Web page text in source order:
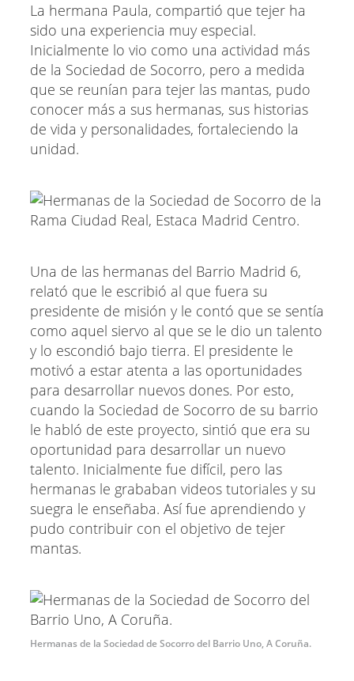
La hermana Paula, compartió que tejer ha
sido una experiencia muy especial.
Inicialmente lo vio como una actividad más
de la Sociedad de Socorro, pero a medida
que se reunían para tejer las mantas, pudo
conocer más a sus hermanas, sus historias
de vida y personalidades, fortaleciendo la
unidad.
Una de las hermanas del Barrio Madrid 6,
relató que le escribió al que fuera su
presidente de misión y le contó que se sentía
como aquel siervo al que se le dio un talento
y lo escondió bajo tierra. El presidente le
motivó a estar atenta a las oportunidades
para desarrollar nuevos dones. Por esto,
cuando la Sociedad de Socorro de su barrio
le habló de este proyecto, sintió que era su
oportunidad para desarrollar un nuevo
talento. Inicialmente fue difícil, pero las
hermanas le grababan videos tutoriales y su
suegra le enseñaba. Así fue aprendiendo y
pudo contribuir con el objetivo de tejer
mantas.
Hermanas de la Sociedad de Socorro del Barrio Uno, A Coruña.